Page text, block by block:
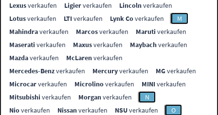
Lexusverkaufen Ligierverkaufen Lincolnverkaufen
Lotusverkaufen LTIverkaufen Lynk Coverkaufen
M
Mahindraverkaufen Marcosverkaufen Maruti verkaufen
Maserati verkaufen Maxusverkaufen Maybachverkaufen
Mazdaverkaufen McLarenverkaufen
Mercedes-Benzverkaufen Mercuryverkaufen MGverkaufen
Microcarverkaufen Microlinoverkaufen MINIverkaufen
Mitsubishi verkaufen Morganverkaufen
N
Nioverkaufen Nissanverkaufen NSUverkaufen
O